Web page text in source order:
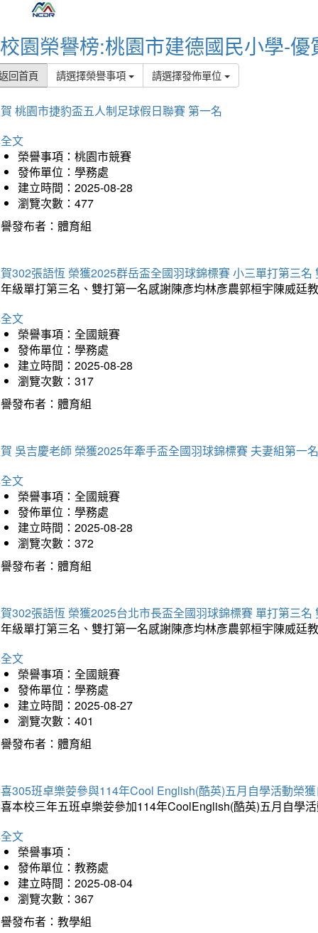
校園榮譽榜:桃園市建德國民小學-優
回首頁 請選擇榮譽事項 請選擇發佈單位
桃園市捷豹盃五人制足球假日聯賽 第一名
文
榮譽事項：桃園市競賽
發佈單位：學務處
建立時間：2025-08-28
瀏覽次數：477
發布者：體育組
302張語恆 榮獲2025群岳盃全國羽球錦標賽 小三單打第三名
級單打第三名、雙打第一名感謝陳彥均林彥農郭桓宇陳威廷
文
榮譽事項：全國競賽
發佈單位：學務處
建立時間：2025-08-28
瀏覽次數：317
發布者：體育組
吳吉慶老師 榮獲2025年牽手盃全國羽球錦標賽 夫妻組第一名
文
榮譽事項：全國競賽
發佈單位：學務處
建立時間：2025-08-28
瀏覽次數：372
發布者：體育組
302張語恆 榮獲2025台北市長盃全國羽球錦標賽 單打第三名
級單打第三名、雙打第一名感謝陳彥均林彥農郭桓宇陳威廷
文
榮譽事項：全國競賽
發佈單位：學務處
建立時間：2025-08-27
瀏覽次數：401
發布者：體育組
305班卓樂荌參與114年Cool English(酷英)五月自學活動榮
本校三年五班卓樂荌參加114年CoolEnglish(酷英)五月自學
文
榮譽事項：
發佈單位：教務處
建立時間：2025-08-04
瀏覽次數：367
發布者：教學組